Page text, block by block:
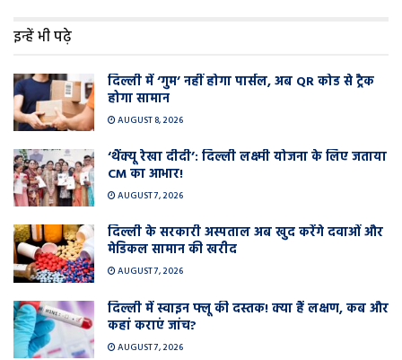
इन्हें भी पढ़े
दिल्ली में ‘गुम’ नहीं होगा पार्सल, अब QR कोड से ट्रैक
होगा सामान
AUGUST 8, 2026
‘थैंक्यू रेखा दीदी’: दिल्ली लक्ष्मी योजना के लिए जताया
CM का आभार!
AUGUST 7, 2026
दिल्ली के सरकारी अस्पताल अब खुद करेंगे दवाओं और
मेडिकल सामान की खरीद
AUGUST 7, 2026
दिल्ली में स्वाइन फ्लू की दस्तक! क्या हैं लक्षण, कब और
कहां कराएं जांच?
AUGUST 7, 2026